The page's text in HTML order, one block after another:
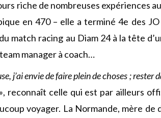
riche de nombreuses expériences
en 470 – elle a terminé 4e des
match racing au Diam 24 à la tête
manager à coach…
j’ai envie de faire plein de choses ; rester
, reconnaît celle qui est par ailleurs
voyager. La Normande, mère de